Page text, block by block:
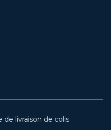
de livraison de colis